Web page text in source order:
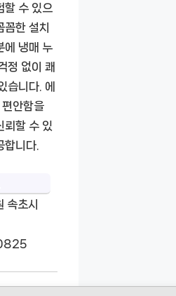
할 수 있으
한 설치
에 냉매 누
정 없이 쾌
습니다. 에
안함을
뢰할 수 있
합니다.
속초시